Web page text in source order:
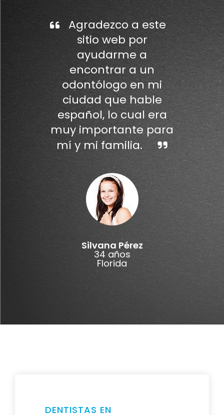
Agradezco a este
sitio web por
ayudarme a
encontrar a un
odontólogo en mi
ciudad que hable
español, lo cual era
muy importante para
mí y mi familia.
Silvana Pérez
34 años
Florida
DENTISTAS EN